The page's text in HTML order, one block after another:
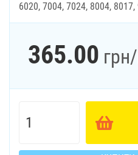
6020, 7004, 7024, 8004,
365.00 грн